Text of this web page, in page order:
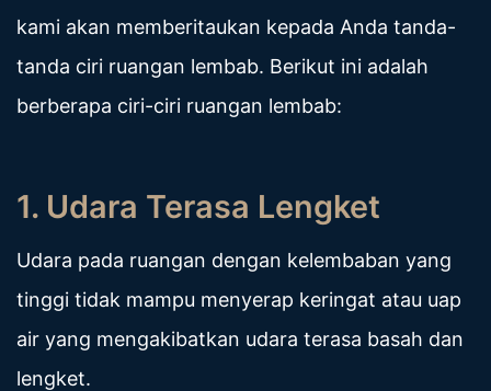
kami akan memberitaukan kepada Anda tanda-
tanda ciri ruangan lembab. Berikut ini adalah
berberapa ciri-ciri ruangan lembab:
1. Udara Terasa Lengket
Udara pada ruangan dengan kelembaban yang
tinggi tidak mampu menyerap keringat atau uap
air yang mengakibatkan udara terasa basah dan
lengket.